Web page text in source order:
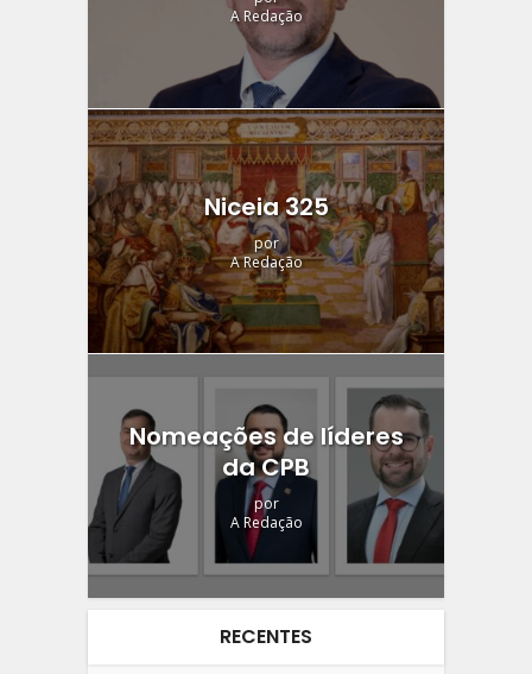
A Redação
Niceia 325
por
A Redação
Nomeações de líderes
da CPB
por
A Redação
RECENTES